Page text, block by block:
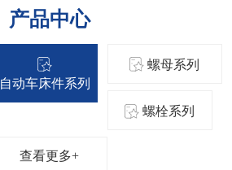
产品中心
自动车床件系列
螺母系列
螺栓系列
查看更多+